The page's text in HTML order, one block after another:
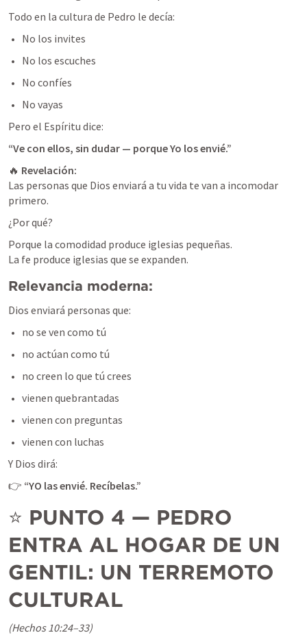
Todo en la cultura de Pedro le decía:
No los invites
No los escuches
No confíes
No vayas
Pero el Espíritu dice:
“Ve con ellos, sin dudar — porque Yo los envié.”
🔥 Revelación:
Las personas que Dios enviará a tu vida te van a incomodar
primero.
¿Por qué?
Porque la comodidad produce iglesias pequeñas.
La fe produce iglesias que se expanden.
Relevancia moderna:
Dios enviará personas que:
no se ven como tú
no actúan como tú
no creen lo que tú crees
vienen quebrantadas
vienen con preguntas
vienen con luchas
Y Dios dirá:
👉 “YO las envié. Recíbelas.”
⭐ PUNTO 4 — PEDRO
ENTRA AL HOGAR DE UN
GENTIL: UN TERREMOTO
CULTURAL
(Hechos 10:24–33)